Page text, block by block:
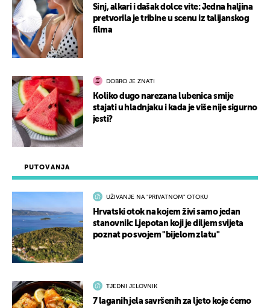
PUTOVANJA
UŽIVANJE NA "PRIVATNOM" OTOKU
Hrvatski otok na kojem živi samo jedan
stanovnik: Ljepotan koji je diljem svijeta
poznat po svojem "bijelom zlatu"
TJEDNI JELOVNIK
7 laganih jela savršenih za ljeto koje ćemo
Sinj, alkari i dašak dolce vite: Jedna haljina
pretvorila je tribine u scenu iz talijanskog
filma
DOBRO JE ZNATI
Koliko dugo narezana lubenica smije
stajati u hladnjaku i kada je više nije sigurno
jesti?